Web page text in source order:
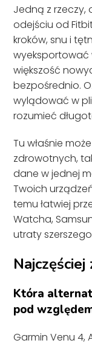
Jedną z rzeczy,
odejściu od
kroków, snu i
wyeksportować
większość
bezpośrednio.
wylądować w
rozumieć
Tu właśnie
zdrowotnych,
dane w jednej
Twoich
temu łatwiej
Watcha,
utraty
Która
pod
Garmin Venu 4,